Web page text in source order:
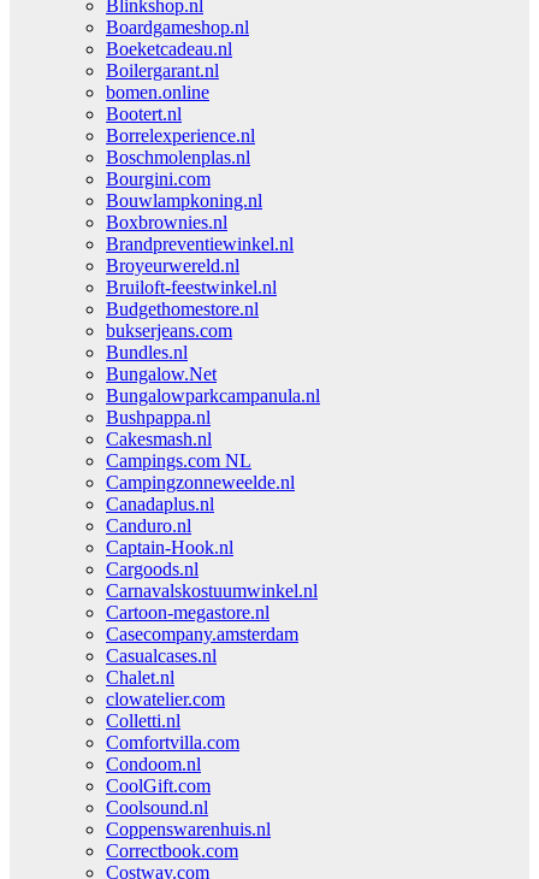
Blinkshop.nl
Boardgameshop.nl
Boeketcadeau.nl
Boilergarant.nl
bomen.online
Bootert.nl
Borrelexperience.nl
Boschmolenplas.nl
Bourgini.com
Bouwlampkoning.nl
Boxbrownies.nl
Brandpreventiewinkel.nl
Broyeurwereld.nl
Bruiloft-feestwinkel.nl
Budgethomestore.nl
bukserjeans.com
Bundles.nl
Bungalow.Net
Bungalowparkcampanula.nl
Bushpappa.nl
Cakesmash.nl
Campings.com NL
Campingzonneweelde.nl
Canadaplus.nl
Canduro.nl
Captain-Hook.nl
Cargoods.nl
Carnavalskostuumwinkel.nl
Cartoon-megastore.nl
Casecompany.amsterdam
Casualcases.nl
Chalet.nl
clowatelier.com
Colletti.nl
Comfortvilla.com
Condoom.nl
CoolGift.com
Coolsound.nl
Coppenswarenhuis.nl
Correctbook.com
Costway.com